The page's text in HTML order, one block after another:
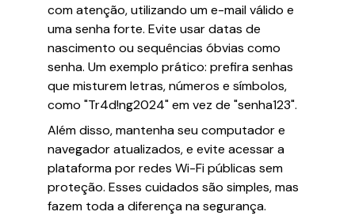
com atenção, utilizando um e-mail válido e
uma senha forte. Evite usar datas de
nascimento ou sequências óbvias como
senha. Um exemplo prático: prefira senhas
que misturem letras, números e símbolos,
como "Tr4d!ng2024" em vez de "senha123".
Além disso, mantenha seu computador e
navegador atualizados, e evite acessar a
plataforma por redes Wi-Fi públicas sem
proteção. Esses cuidados são simples, mas
fazem toda a diferença na segurança.